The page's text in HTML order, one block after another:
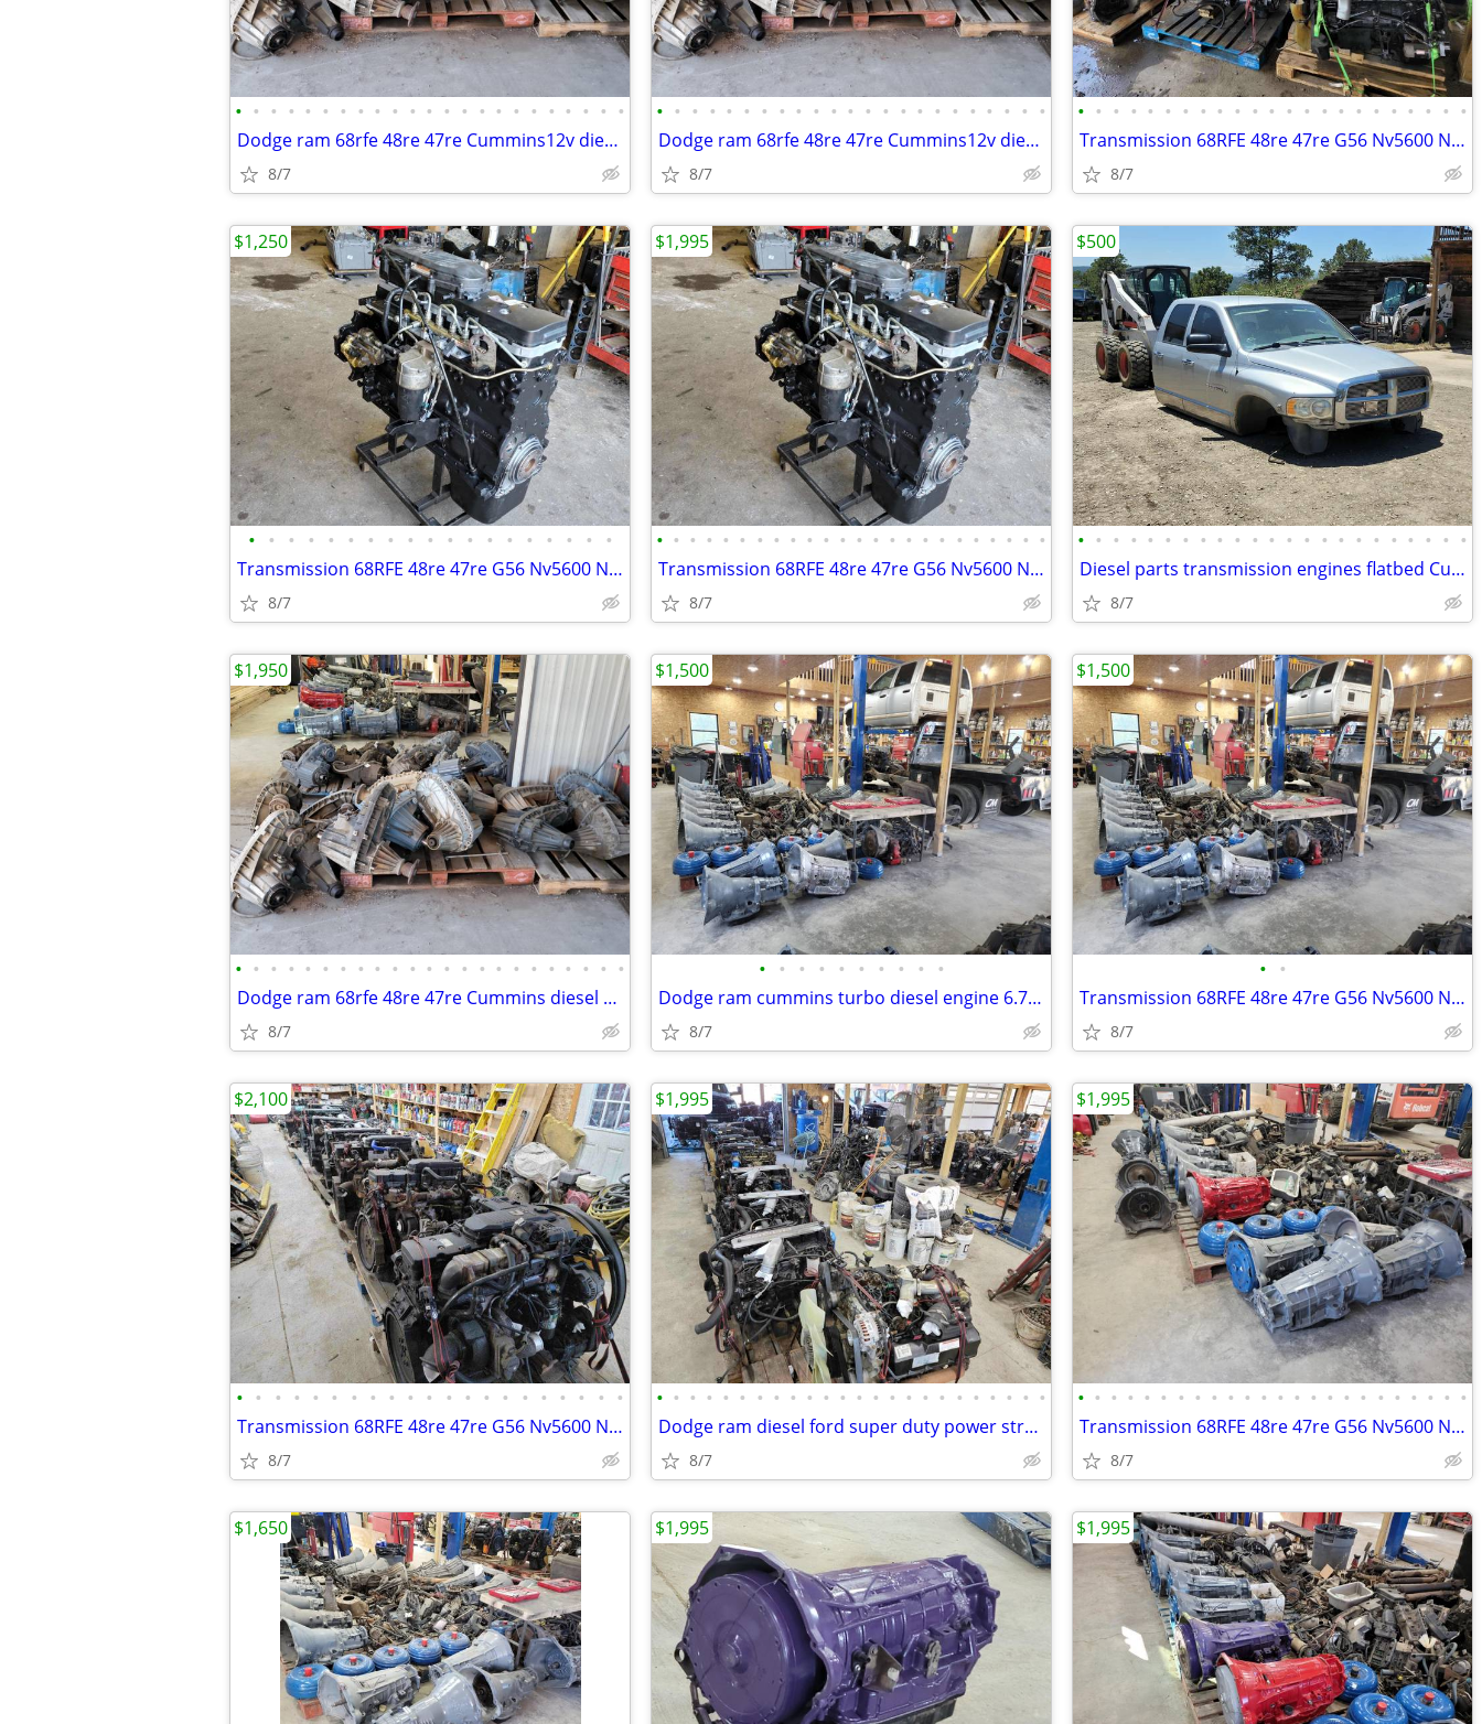
• • • • • • • • • • • • • • • • • • • • • • •
Dodge ram 68rfe 48re 47re Cummins12v diesel Ford F250 F350 f450 f550
8/7
• • • • • • • • • • • • • • • • • • • • • • •
Dodge ram 68rfe 48re 47re Cummins12v diesel Ford F250 F350 f450 f550
8/7
• • • • • • • • • • • • • • • • • • • • • • •
Transmission 68RFE 48re 47re G56 Nv5600 Nv4500 Manual diesel Cummins
8/7
• • • • • • • • • • • • • • • • • • •
Transmission 68RFE 48re 47re G56 Nv5600 Nv4500 Manual diesel Cummins
8/7
$1,250
• • • • • • • • • • • • • • • • • • • • • • • •
Transmission 68RFE 48re 47re G56 Nv5600 Nv4500 Manual diesel Cummins
8/7
$1,995
• • • • • • • • • • • • • • • • • • • • • • •
Diesel parts transmission engines flatbed Cummins ECM computer wire ha
8/7
$500
• • • • • • • • • • • • • • • • • • • • • • •
Dodge ram 68rfe 48re 47re Cummins diesel transmission 12v cab flatbed
8/7
$1,950
• • • • • • • • • •
Dodge ram cummins turbo diesel engine 6.7 5.9 2500 3500 4500 5500
8/7
$1,500
• •
Transmission 68RFE 48re 47re G56 Nv5600 Nv4500 Manual diesel Cummins
8/7
$1,500
• • • • • • • • • • • • • • • • • • • • •
Transmission 68RFE 48re 47re G56 Nv5600 Nv4500 Manual diesel Cummins
8/7
$2,100
• • • • • • • • • • • • • • • • • • • • • • • •
Dodge ram diesel ford super duty power stroke 2500 3500 4500 5500
8/7
$1,995
• • • • • • • • • • • • • • • • • • • • • • • •
Transmission 68RFE 48re 47re G56 Nv5600 Nv4500 Manual diesel Cummins
8/7
$1,995
$1,650 $1,995 $1,995